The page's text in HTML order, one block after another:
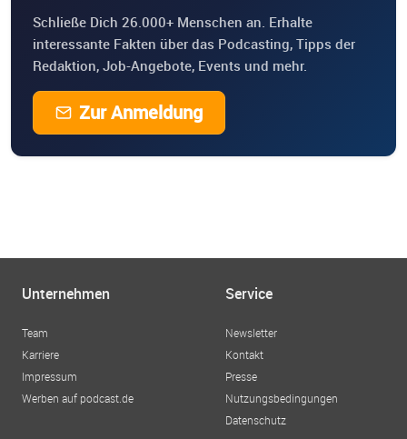
Schließe Dich 26.000+ Menschen an. Erhalte
interessante Fakten über das Podcasting, Tipps der
Redaktion, Job-Angebote, Events und mehr.
Zur Anmeldung
Unternehmen
Team
Karriere
Impressum
Werben auf podcast.de
Service
Newsletter
Kontakt
Presse
Nutzungsbedingungen
Datenschutz